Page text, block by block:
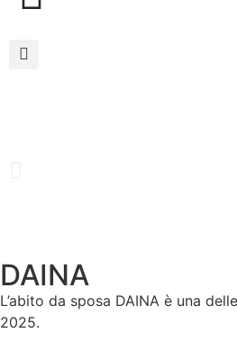
DAINA
L’abito da sposa DAINA è una
2025.